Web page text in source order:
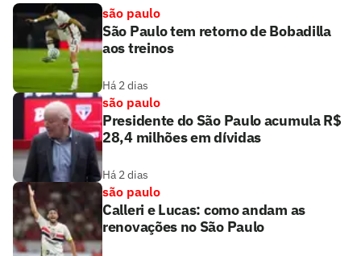
são paulo
São Paulo tem retorno de Bobadilla
aos treinos
Há 2 dias
são paulo
Presidente do São Paulo acumula R$
28,4 milhões em dívidas
Há 2 dias
são paulo
Calleri e Lucas: como andam as
renovações no São Paulo